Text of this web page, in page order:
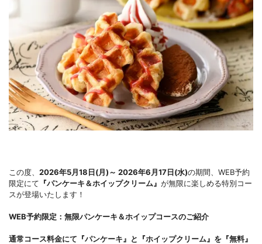
この度、 2026年5月18日(月)～ 2026年6月17日(水)の期間、WEB予約
限定にて 『パンケーキ＆ホイップクリーム』 が無限に楽しめる特別コー
スが登場いたします！
WEB予約限定：無限パンケーキ＆ホイップコースのご紹介
通常コース料金にて『パンケーキ』と『ホイップクリーム』を『無料』